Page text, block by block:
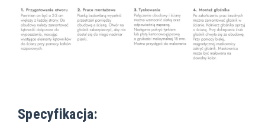
Specyfikacja: